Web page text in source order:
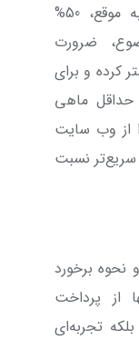
تخفیف و درصورت عدم پرداخت به موقع، 50%
ضرورت
کرده و برای
حداقل ماهی
از وب سایت
نسبت
نحوه برخورد
از پرداخت
تجربه‌ای